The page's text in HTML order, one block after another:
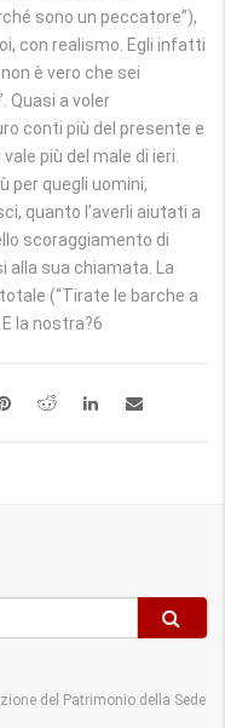
sono un peccatore”),
con realismo. Egli infatti
è vero che sei
Quasi a voler
conti più del presente e
più del male di ieri.
per quegli uomini,
quanto l’averli aiutati a
scoraggiamento di
alla sua chiamata. La
(“Tirate le barche a
la nostra?6
del Patrimonio della Sede